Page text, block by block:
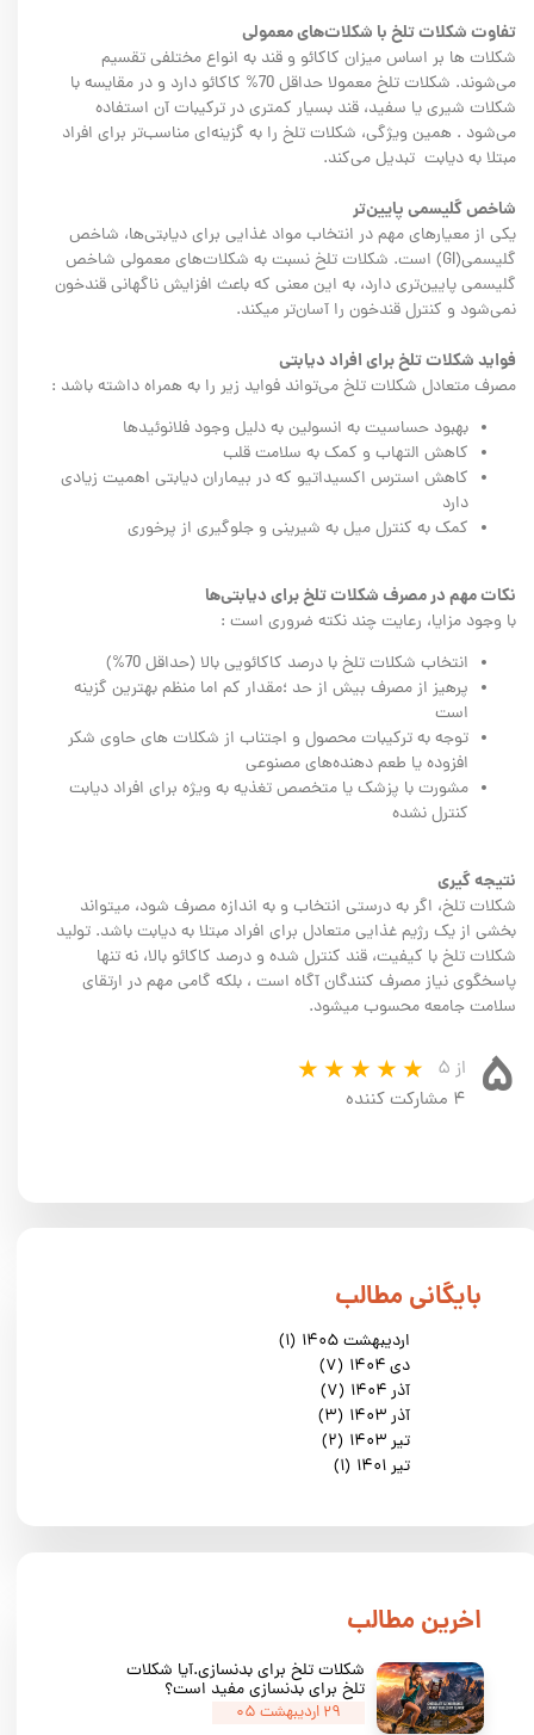
تفاوت شکلات تلخ با شکلات‌های معمولی
شکلات ها بر اساس میزان کاکائو و قند به انواع مختلفی تقسیم
می‌شوند. شکلات تلخ معمولا حداقل 70% کاکائو دارد و در مقایسه با
شکلات شیری یا سفید، قند بسیار کمتری در ترکیبات آن استفاده
می‌شود . همین ویژگی، شکلات تلخ را به گزینه‌ای مناسب‌تر برای افراد
مبتلا به دیابت تبدیل می‌کند.
شاخص گلیسمی پایین‌تر
یکی از معیارهای مهم در انتخاب مواد غذایی برای دیابتی‌ها، شاخص
گلیسمی(GI) است. شکلات تلخ نسبت به شکلات‌های معمولی شاخص
گلیسمی پایین‌تری دارد، به این معنی که باعث افزایش ناگهانی قندخون
نمی‌شود و کنترل قندخون را آسان‌تر میکند.
فواید شکلات تلخ برای افراد دیابتی
مصرف متعادل شکلات تلخ می‌تواند فواید زیر را به همراه داشته باشد :
بهبود حساسیت به انسولین به دلیل وجود فلانوئیدها
کاهش التهاب و کمک به سلامت قلب
کاهش استرس اکسیداتیو که در بیماران دیابتی اهمیت زیادی
دارد
کمک به کنترل میل به شیرینی و جلوگیری از پرخوری
نکات مهم در مصرف شکلات تلخ برای دیابتی‌ها
با وجود مزایا، رعایت چند نکته ضروری است :
انتخاب شکلات تلخ با درصد کاکائویی بالا (حداقل 70%)
پرهیز از مصرف بیش از حد ؛مقدار کم اما منظم بهترین گزینه
است
توجه به ترکیبات محصول و اجتناب از شکلات های حاوی شکر
افزوده یا طعم دهنده‌های مصنوعی
مشورت با پزشک یا متخصص تغذیه به ویژه برای افراد دیابت
کنترل نشده
نتیجه گیری
شکلات تلخ، اگر به درستی انتخاب و به اندازه مصرف شود، میتواند
بخشی از یک رژیم غذایی متعادل برای افراد مبتلا به دیابت باشد. تولید
شکلات تلخ با کیفیت، قند کنترل شده و درصد کاکائو بالا، نه تنها
پاسخگوی نیاز مصرف کنندگان آگاه است ، بلکه گامی مهم در ارتقای
سلامت جامعه محسوب میشود.
۵
از ۵
۴ مشارکت کننده
اردیبهشت ۱۴۰۵
(۱)
دی ۱۴۰۴
(۷)
آذر ۱۴۰۴
(۷)
آذر ۱۴۰۳
(۳)
تیر ۱۴۰۳
(۲)
تیر ۱۴۰۱
(۱)
​بایگانی مطالب
​اخرین مطالب
شکلات تلخ برای بدنسازی.آیا شکلات
تلخ برای بدنسازی مفید است؟
۲۹ اردیبهشت ۰۵